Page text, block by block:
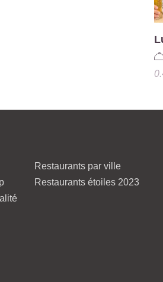
Restaurants par ville
Restaurants étoiles 2023